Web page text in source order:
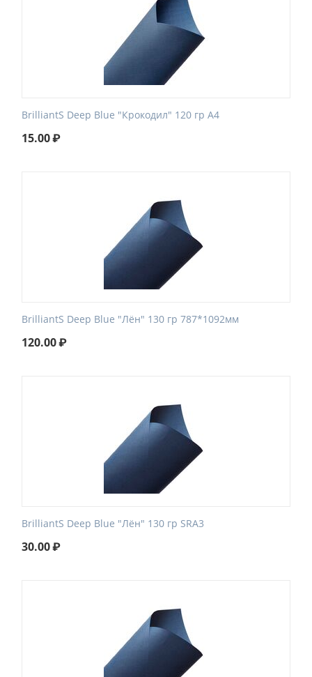
BrilliantS Deep Blue "Крокодил" 120 гр А4
15.00₽
BrilliantS Deep Blue "Лён" 130 гр 787*1092мм
120.00₽
BrilliantS Deep Blue "Лён" 130 гр SRA3
30.00₽